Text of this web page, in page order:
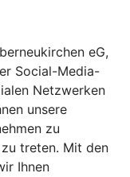
eG,
Social-Media-
Netzwerken
unsere
zu
treten. Mit den
Ihnen